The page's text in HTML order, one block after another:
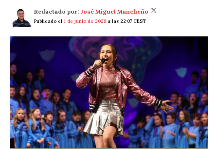
Redactado por: José Miguel Mancheño
Publicado el 1 de junio de 2026 a las 22:07 CEST